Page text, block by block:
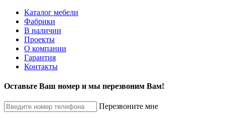
Каталог мебели
Фабрики
В наличии
Проекты
О компании
Гарантия
Контакты
Оставьте Ваш номер и мы перезвоним Вам!
Перезвоните мне